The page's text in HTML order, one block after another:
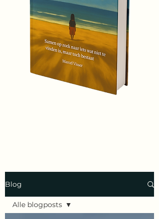
Blog
Alle blogposts